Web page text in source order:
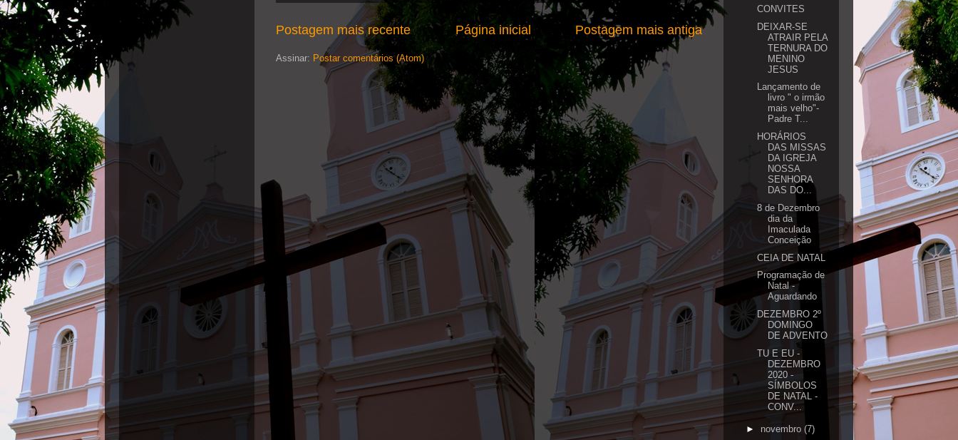
Postagem mais recente Postagem mais antiga
Página inicial
Assinar: Postar comentários (Atom)
CONVITES
DEIXAR-SE
ATRAIR PELA
TERNURA DO
MENINO
JESUS
Lançamento de
livro " o irmão
mais velho"-
Padre T...
HORÁRIOS
DAS MISSAS
DA IGREJA
NOSSA
SENHORA
DAS DO...
8 de Dezembro
dia da
Imaculada
Conceição
CEIA DE NATAL
Programação de
Natal -
Aguardando
DEZEMBRO 2º
DOMINGO
DE ADVENTO
TU E EU -
DEZEMBRO
2020 -
SÍMBOLOS
DE NATAL -
CONV...
► novembro (7)